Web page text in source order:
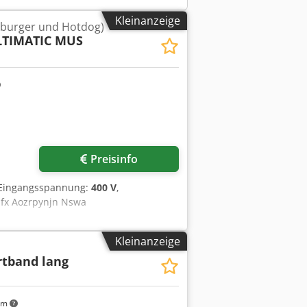
Kleinanzeige
und Hotdog)
MUS
Preisinfo
400 V,
Aozrpynjn Nswa
Kleinanzeige
lang